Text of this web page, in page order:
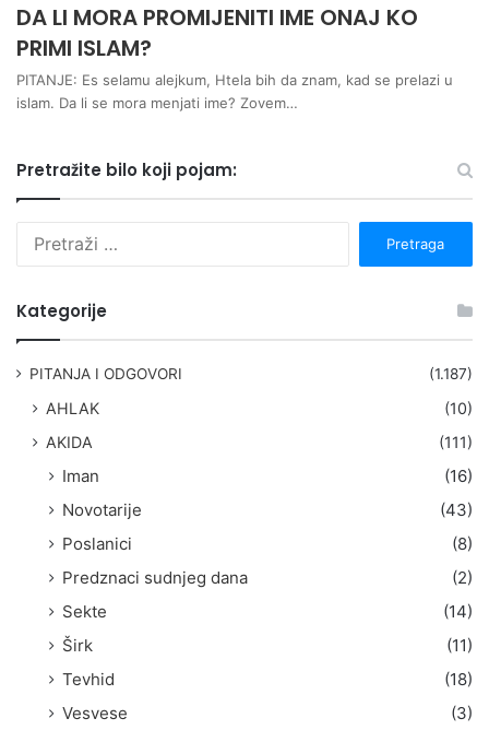
DA LI MORA PROMIJENITI IME ONAJ KO
PRIMI ISLAM?
PITANJE: Es selamu alejkum, Htela bih da znam, kad se prelazi u
islam. Da li se mora menjati ime? Zovem…
Pretražite bilo koji pojam:
Kategorije
PITANJA I ODGOVORI (1.187)
AHLAK
(10)
AKIDA
(111)
Iman
(16)
Novotarije
(43)
Poslanici
(8)
Predznaci sudnjeg dana
(2)
Sekte
(14)
Širk
(11)
Tevhid
(18)
Vesvese
(3)